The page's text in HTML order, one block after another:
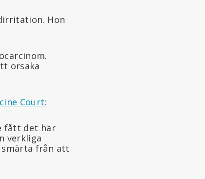
Hon
orsaka
Court:
fått det här
verkliga
smärta från att